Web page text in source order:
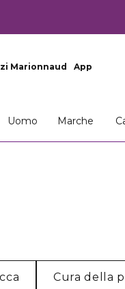
Marionnaud App
Uomo Marche
Cura della